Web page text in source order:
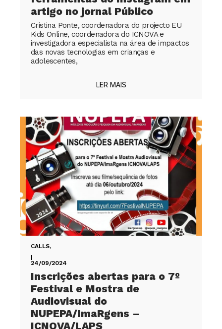
artigo no jornal Público
Cristina Ponte, coordenadora do projecto EU
Kids Online, coordenadora do ICNOVA e
investigadora especialista na área de impactos
das novas tecnologias em crianças e
adolescentes,
LER MAIS
CALLS,
|
24/09/2024
Inscrições abertas para o 7º
Festival e Mostra de
Audiovisual do
NUPEPA/ImaRgens –
ICNOVA/LAPS